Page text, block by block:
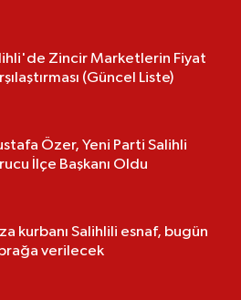
Zincir Marketlerin Fiyat
(Güncel Liste)
Özer, Yeni Parti Salihli
İlçe Başkanı Oldu
kurbanı Salihlili esnaf, bugün
verilecek